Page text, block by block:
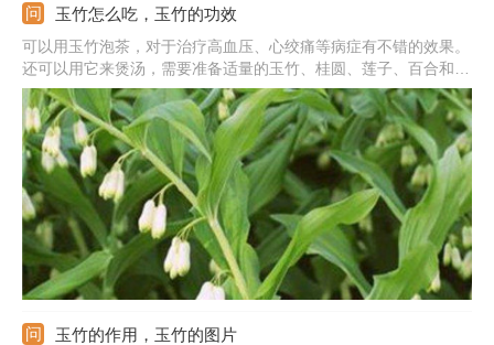
玉竹怎么吃，玉竹的功效
可以用玉竹泡茶，对于治疗高血压、心绞痛等病症有不错的效果。
还可以用它来煲汤，需要准备适量的玉竹、桂圆、莲子、百合和薏
米等，全部洗干净后放入锅中，加水熬煮，之后在出锅时加入适量
的盐等调味品即可。另外，还能用玉竹剪汤煲粥，可以滋阴润肺。
玉竹含有丰富的维生素A和果糖等，可以减缓衰老、强化心肌。
玉竹的作用，玉竹的图片